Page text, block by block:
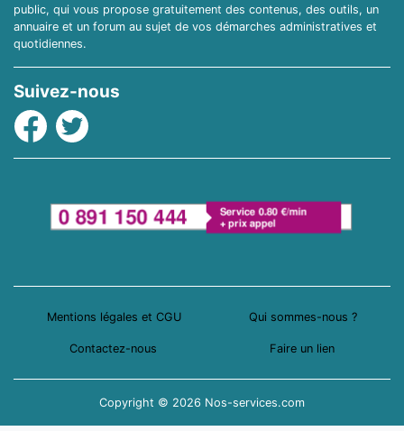
public, qui vous propose gratuitement des contenus, des outils, un
annuaire et un forum au sujet de vos démarches administratives et
quotidiennes.
Suivez-nous
Facebook
Twitter
Mentions légales et CGU Qui sommes-nous ?
Contactez-nous Faire un lien
Copyright © 2026 Nos-services.com